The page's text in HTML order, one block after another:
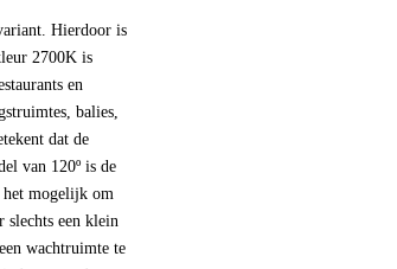
Hierdoor is
2700K is
en
balies,
dat de
van 120º is de
het mogelijk om
een klein
wachtruimte te